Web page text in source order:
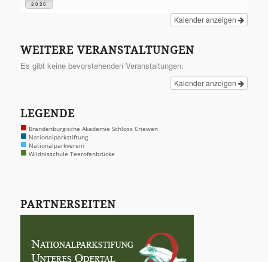
2026
Kalender anzeigen
WEITERE VERANSTALTUNGEN
Es gibt keine bevorstehenden Veranstaltungen.
Kalender anzeigen
LEGENDE
■ Brandenburgische Akademie Schloss Criewen
■ Nationalparkstiftung
■ Nationalparkverein
■ Wildnisschule Teerofenbrücke
PARTNERSEITEN